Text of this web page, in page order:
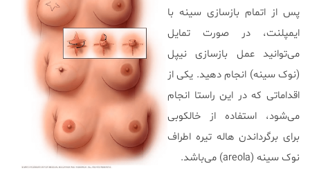
پس از اتمام بازسازی سینه با
ایمپلنت، در صورت تمایل
می‌توانید عمل بازسازی نیپل
(نوک سینه) انجام دهید. یکی از
اقداماتی که در این راستا انجام
می‌شود، استفاده از خالکوبی
برای برگرداندن هاله تیره اطراف
نوک سینه (areola) می‌باشد.